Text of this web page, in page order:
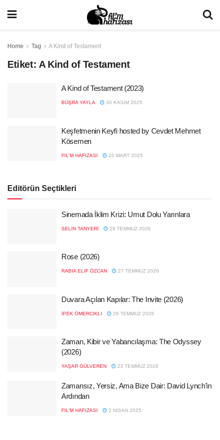
Home Tag A Kind of Testament
Etiket: A Kind of Testament
A Kind of Testament (2023)
BÜŞRA YAYLA 30 KASIM 2025
Keşfetmenin Keyfi hosted by Cevdet Mehmet
Kösemen
FIL'M HAFIZASI 10 MART 2025
Editörün Seçtikleri
Sinemada İklim Krizi: Umut Dolu Yarınlara
SELIN TANYERI 29 TEMMUZ 2026
Rose (2026)
RABIA ELIF ÖZCAN 27 TEMMUZ 2026
Duvara Açılan Kapılar: The Invite (2026)
İPEK ÖMERCIKLI 26 TEMMUZ 2026
Zaman, Kibir ve Yabancılaşma: The Odyssey
(2026)
YAŞAR GÜLVEREN 23 TEMMUZ 2026
Zamansız, Yersiz, Ama Bize Dair: David Lynch’in
Ardından
FIL'M HAFIZASI 2 NISAN 2025